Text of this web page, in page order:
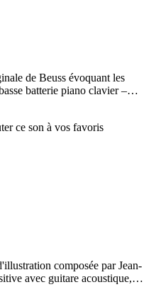
de Beuss évoquant les
batterie piano clavier –…
composée par Jean-
avec guitare acoustique,…